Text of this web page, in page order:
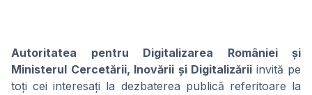
Autoritatea pentru Digitalizarea României și
Ministerul Cercetării, Inovării și Digitalizării invită pe
toți cei interesați la dezbaterea publică referitoare la